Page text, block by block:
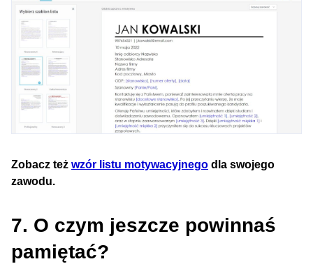
Zobacz też wzór listu motywacyjnego dla swojego
zawodu.
7. O czym jeszcze powinnaś
pamiętać?